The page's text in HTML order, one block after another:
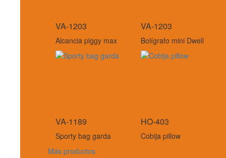
VA-1203
Alcancia piggy max
VA-1203
Bolígrafo mini Dwell
VA-1189
Sporty bag garda
HO-403
Cobija pillow
Más productos